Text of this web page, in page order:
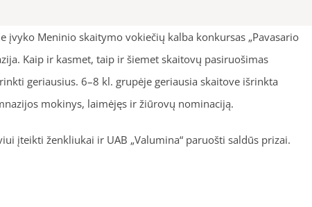
įvyko Meninio skaitymo vokiečių kalba konkursas „Pavasario
Kaip ir kasmet, taip ir šiemet skaitovų pasiruošimas
geriausius. 6–8 kl. grupėje geriausia skaitove išrinkta
mokinys, laimėjęs ir žiūrovų nominaciją.
įteikti ženkliukai ir UAB „Valumina“ paruošti saldūs prizai.